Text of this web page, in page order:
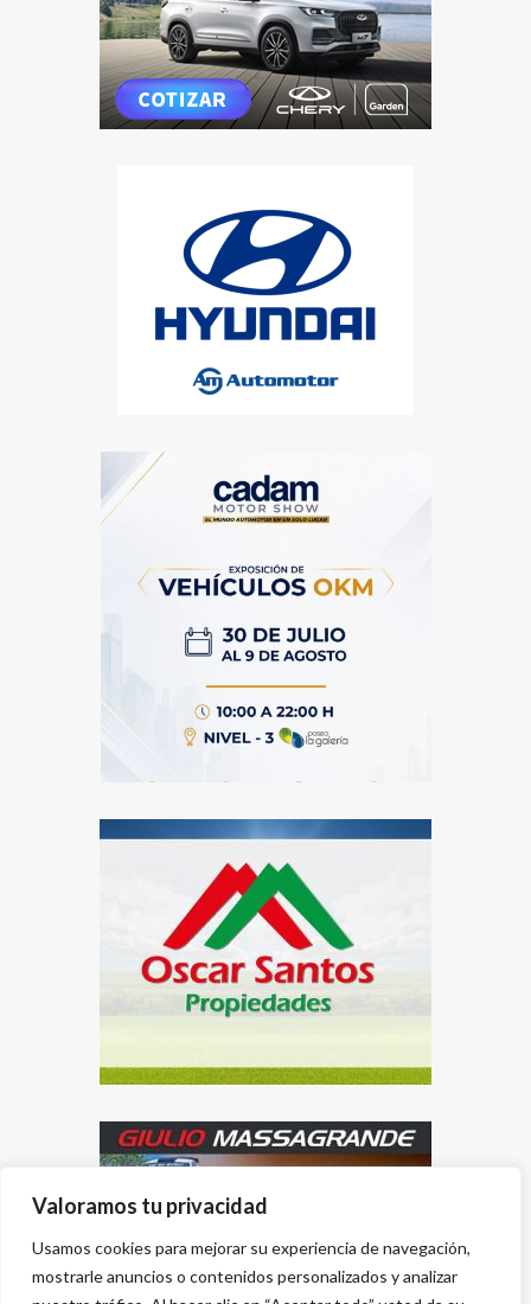
Valoramos tu privacidad
Usamos cookies para mejorar su experiencia de navegación,
mostrarle anuncios o contenidos personalizados y analizar